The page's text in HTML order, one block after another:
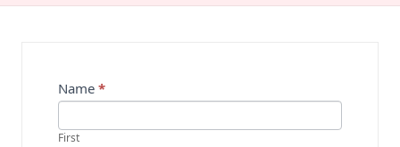
Name *
First
I
y